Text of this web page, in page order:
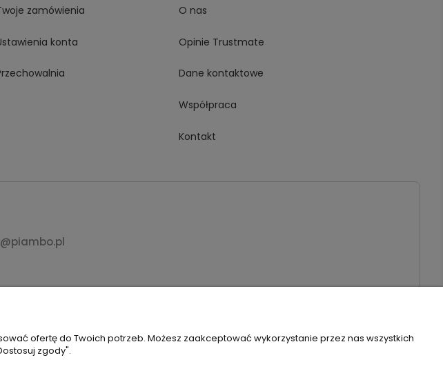
zamówienia
konta
O nas
Opinie Trustmate
Dane kontaktowe
Współpraca
Kontakt
| REGON: 122493940 | Email:
ofertę do Twoich potrzeb. Możesz zaakceptować wykorzystanie przez nas wszystkich
zgody".